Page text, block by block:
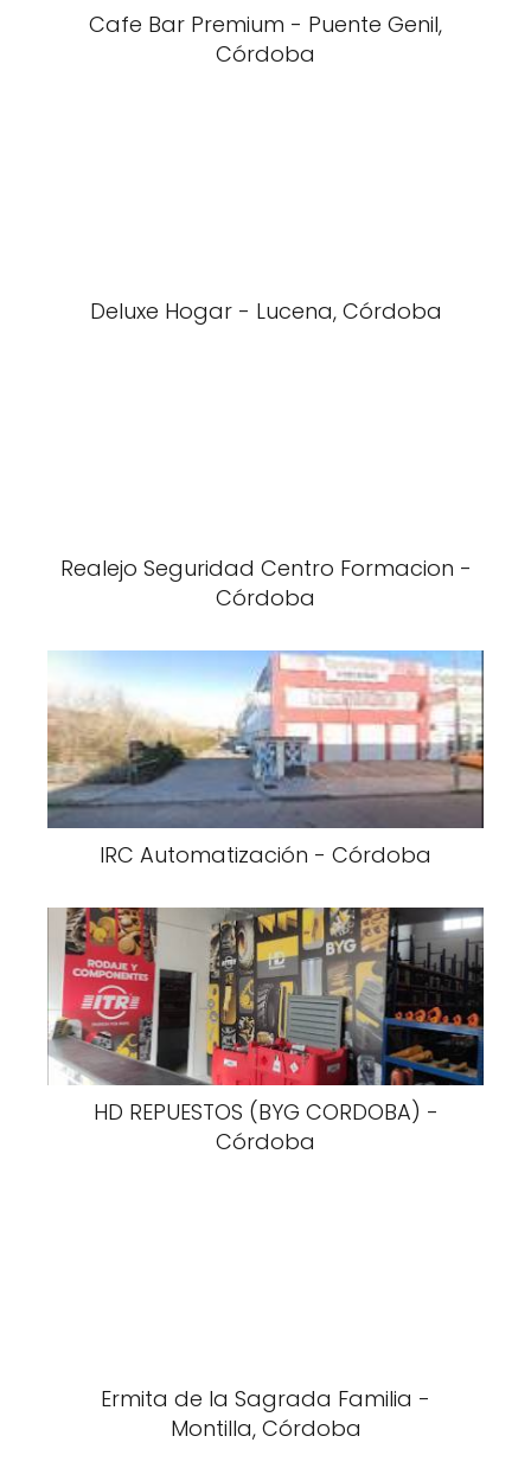
Cafe Bar Premium - Puente Genil,
Córdoba
Deluxe Hogar - Lucena, Córdoba
Realejo Seguridad Centro Formacion -
Córdoba
IRC Automatización - Córdoba
HD REPUESTOS (BYG CORDOBA) -
Córdoba
Ermita de la Sagrada Familia -
Montilla, Córdoba